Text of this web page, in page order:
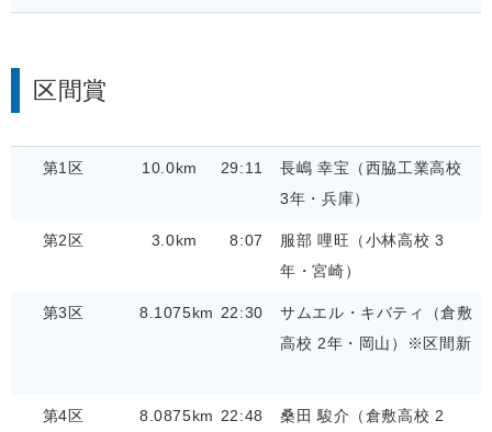
区間賞
第1区 10.0km 29:11
長嶋 幸宝（西脇工業高校
3年・兵庫）
第2区 3.0km 8:07
服部 哩旺（小林高校 3
年・宮崎）
第3区 8.1075km 22:30
サムエル・キバティ（倉敷
高校 2年・岡山）※区間新
第4区 8.0875km 22:48
桑田 駿介（倉敷高校 2